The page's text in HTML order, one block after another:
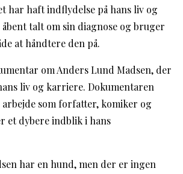
har haft indflydelse på hans liv og
talt om sin diagnose og bruger
at håndtere den på.
om Anders Lund Madsen, der
liv og karriere. Dokumentaren
som forfatter, komiker og
et dybere indblik i hans
har en hund, men der er ingen